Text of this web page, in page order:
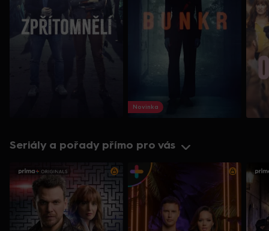
Novinka
Seriály a pořady přímo pro vás